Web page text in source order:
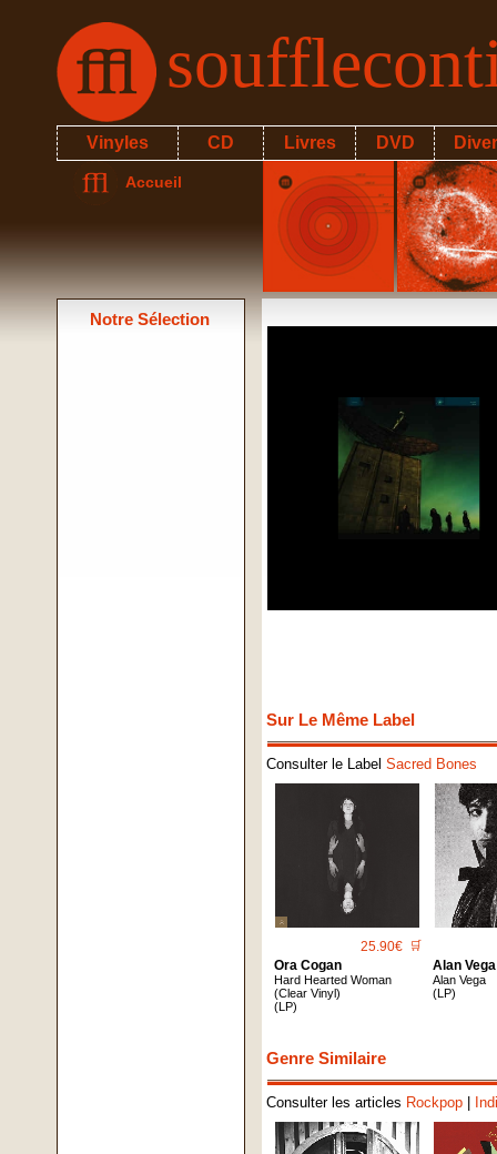
Vinyles CD Livres DVD
Accueil
Notre Sélection
Sur Le Même Label
Consulter le LabelSacred Bones
25.90€ 🛒
Ora Cogan
Hard Hearted Woman
(Clear Vinyl)
(LP)
Alan Vega
Alan Vega
(LP)
Genre Similaire
Consulter les articles Rockpop |